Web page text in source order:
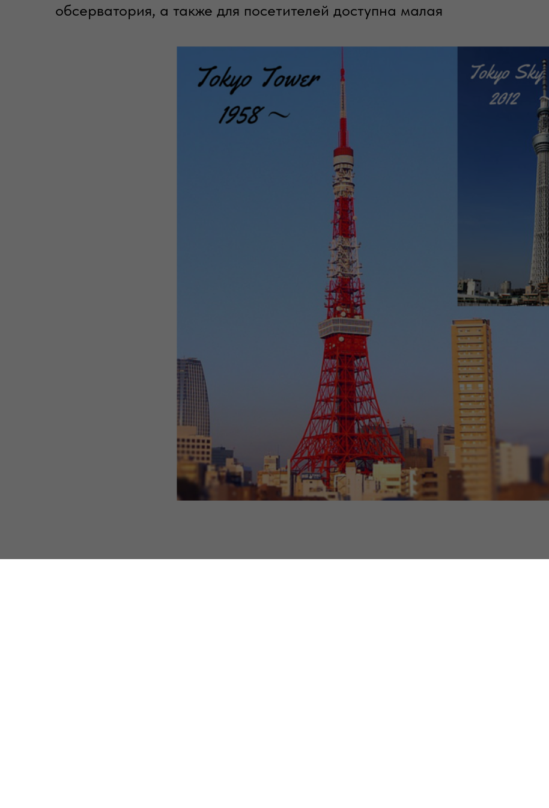
обсерватория, а также для посетителей доступна малая
В июле 2011 года всё телевидение Японии должно было перейти
на цифровой формат вещания, однако высота токийской
телевизионной башни оказалась недостаточной для передачи
сигнала на верхние этажи небоскрёбов, поэтому была построена
более высокая башня — Tokyo Skytree (東京スカイツリ, то:кё:
сукай цури:) Высота телебашни Tokyo Skytree вместе с антенной
составляет 634 метра, что почти в два раза выше Токийской
ПОДЕЛИТЬСЯ СТАТЬЕЙ